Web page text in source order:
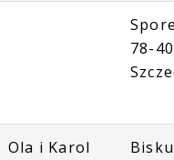
78-
Ola i Karol